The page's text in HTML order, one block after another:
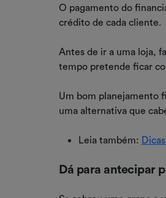
O pagamento do
crédito de cada cliente.
Antes de ir a uma loja,
tempo pretende ficar
Um bom planejamento
uma alternativa que
Leia também:
Dá para antecipar